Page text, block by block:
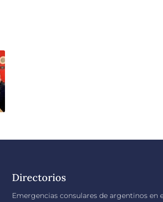
Directorios
Emergencias consulares de argentinos en